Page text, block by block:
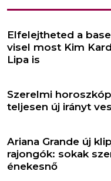
Elfelejtheted a
visel most Kim
Lipa is
Szerelmi
teljesen új irányt
Ariana Grande új
rajongók: sokak
énekesnő